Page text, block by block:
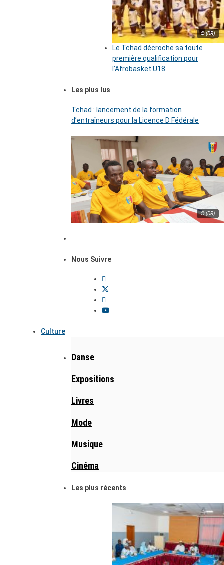
© (DR)
Le Tchad décroche sa toute
première qualification pour
l’Afrobasket U18
Les plus lus
Tchad : lancement de la formation
d’entraîneurs pour la Licence D Fédérale
© (DR)
Nous Suivre
Culture
Danse
Expositions
Livres
Mode
Musique
Cinéma
Les plus récents